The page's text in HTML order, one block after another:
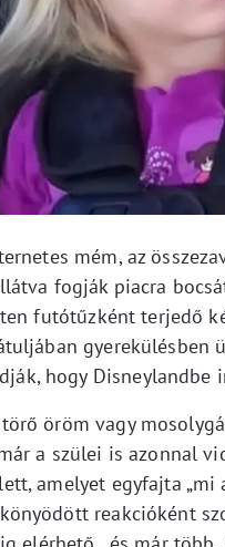
mém, az
fogják piacra
futótűzként terjedő
gyerekülésben
hogy Disneylandbe
öröm vagy
a szülei is azonnal
amelyet egyfajta „mi
reakcióként